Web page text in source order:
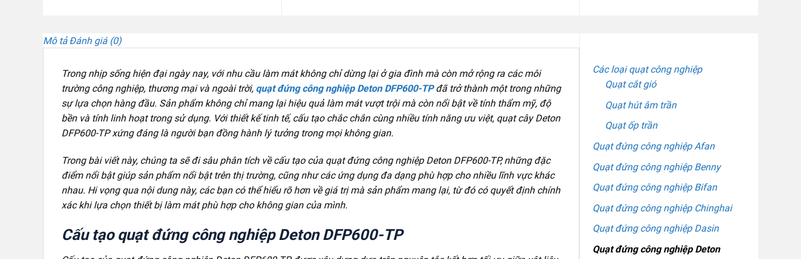
Mô tả Đánh giá (0)
Trong nhịp sống hiện đại ngày nay, với nhu cầu làm mát không chỉ dừng lại ở gia đình mà còn mở rộng ra các môi
trường công nghiệp, thương mại và ngoài trời, quạt đứng công nghiệp Deton DFP600-TPđã trở thành một trong những
sự lựa chọn hàng đầu. Sản phẩm không chỉ mang lại hiệu quả làm mát vượt trội mà còn nổi bật về tính thẩm mỹ, độ
bền và tính linh hoạt trong sử dụng. Với thiết kế tinh tế, cấu tạo chắc chắn cùng nhiều tính năng ưu việt, quạt cây Deton
DFP600-TP xứng đáng là người bạn đồng hành lý tưởng trong mọi không gian.
Trong bài viết này, chúng ta sẽ đi sâu phân tích về cấu tạo của quạt đứng công nghiệp Deton DFP600-TP, những đặc
điểm nổi bật giúp sản phẩm nổi bật trên thị trường, cũng như các ứng dụng đa dạng phù hợp cho nhiều lĩnh vực khác
nhau. Hi vọng qua nội dung này, các bạn có thể hiểu rõ hơn về giá trị mà sản phẩm mang lại, từ đó có quyết định chính
xác khi lựa chọn thiết bị làm mát phù hợp cho không gian của mình.
Cấu tạo quạt đứng công nghiệp Deton DFP600-TP
Các loại quạt công nghiệp
Quạt cắt gió
Quạt hút âm trần
Quạt ốp trần
Quạt đứng công nghiệp Afan
Quạt đứng công nghiệp Benny
Quạt đứng công nghiệp Bifan
Quạt đứng công nghiệp Chinghai
Quạt đứng công nghiệp Dasin
Quạt đứng công nghiệp Deton